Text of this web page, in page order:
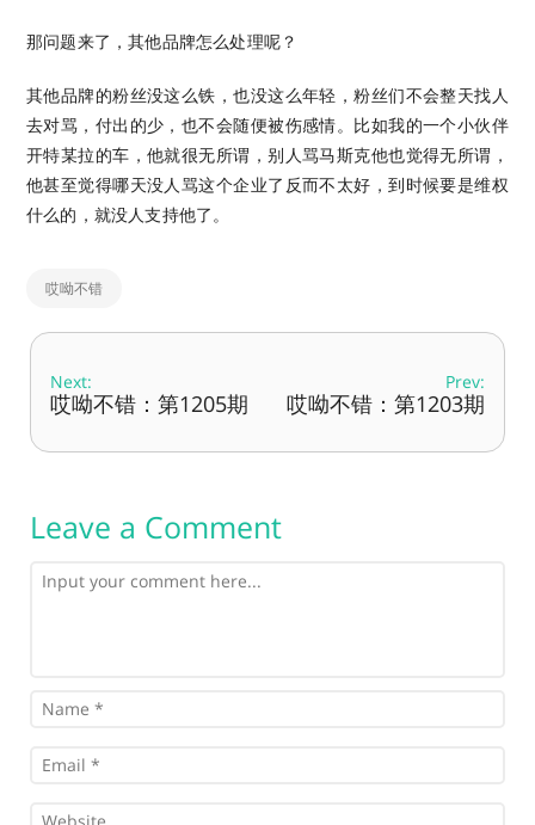
那问题来了，其他品牌怎么处理呢？
其他品牌的粉丝没这么铁，也没这么年轻，粉丝们不会整天找人
去对骂，付出的少，也不会随便被伤感情。比如我的一个小伙伴
开特某拉的车，他就很无所谓，别人骂马斯克他也觉得无所谓，
他甚至觉得哪天没人骂这个企业了反而不太好，到时候要是维权
什么的，就没人支持他了。
哎呦不错
Next:
哎呦不错：第1205期
Prev:
哎呦不错：第1203期
Leave a Comment